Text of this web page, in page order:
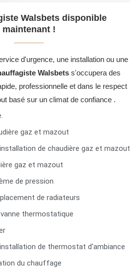
Walsbets disponible
maintenant !
d'urgence, une installation ou une
Walsbets s'occupera des
professionnelle et dans le respect
basé sur un climat de confiance .
gaz et mazout
de chaudière gaz et mazout
gaz et mazout
de pression
de radiateurs
thermostatique
de thermostat d'ambiance
du chauffage